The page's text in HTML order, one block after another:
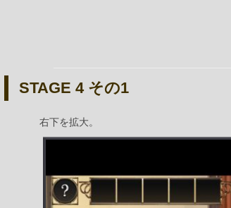
STAGE 4 その1
右下を拡大。